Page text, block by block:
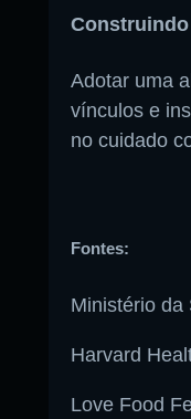
Adotar uma
vínculos e
no cuidado
Fontes:
Ministério da
Harvard
Love Food